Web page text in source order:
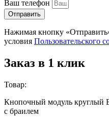
Ваш телефон
Отправить
Нажимая кнопку
условия Пользовательского
Заказ в 1 клик
Товар:
Кнопочный модуль круглый
с браилем